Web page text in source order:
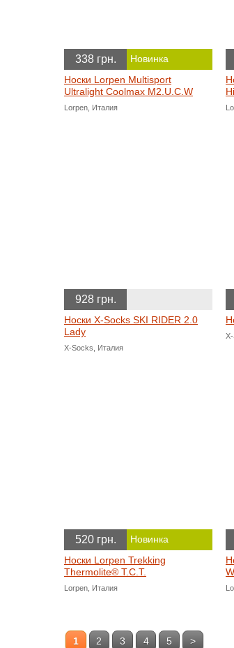
338 грн. Новинка
Носки Lorpen Multisport
Ultralight Coolmax M2.U.C.W
Lorpen, Италия
928 грн.
Носки X-Socks SKI RIDER 2.0
Lady
X-Socks, Италия
520 грн. Новинка
Носки Lorpen Trekking
Thermolite® T.C.T.
Lorpen, Италия
1 2 3 4 5 >